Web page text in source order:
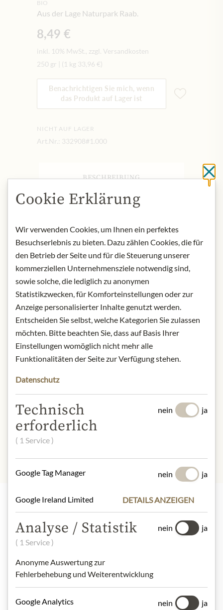
BIO
Aus der Lage Naturpark Raab.
8,49 €
inkl. 10% MwSt., zzgl. Versandkosten
250 gr
(1 kg 33,96 €)
Benachrichtigen Sie mich, wenn
das Produkt auf Lager ist
NICHT AUF LAGER
Art.Nr.: 332908#1.000
BESCHREIBUNG
Der im Naturpark Raab entstandene
Honig ist ohnegleichen: cremige
Marzipan-Anklänge am Gaumen.
Produktbezeichnung: Bio
Kirschblütenhonig
Herkunft: Österreich
Aufbewahrung: Nach dem Öffnen im
Kühlschrank aufbewahren
Kontakt: Rainbauer, Johannes
Gruber, Buchberg 17, A-8274 Buch,
* Wir bitten um Verständnis, dass das
Produktdesign von der Abbildung
100% Honig.
Es sind keine Allergene enthalten.
Highlights aus unserem Sortiment
Meinls Kollektion
Geschenkkörbe
Cookie Erklärung
Wir verwenden Cookies, um Ihnen ein perfektes
Besuchserlebnis zu bieten. Dazu zählen Cookies, die für
den Betrieb der Seite und für die Steuerung unserer
kommerziellen Unternehmensziele notwendig sind,
sowie solche, die lediglich zu anonymen
Statistikzwecken, für Komforteinstellungen oder zur
Anzeige personalisierter Inhalte genutzt werden.
Entscheiden Sie selbst, welche Kategorien Sie zulassen
möchten. Bitte beachten Sie, dass auf Basis Ihrer
Einstellungen womöglich nicht mehr alle
Funktionalitäten der Seite zur Verfügung stehen.
Datenschutz
Technisch
erforderlich
( 1 Service )
nein ja
Google Tag Manager nein ja
Google Ireland Limited DETAILS ANZEIGEN
Analyse / Statistik
( 1 Service )
Anonyme Auswertung zur
Fehlerbehebung und Weiterentwicklung
nein ja
Google Analytics nein ja